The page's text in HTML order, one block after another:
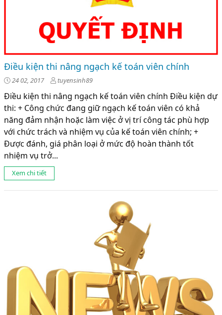
Điều kiện thi nâng ngạch kế toán viên chính
24 02, 2017 tuyensinh89
Điều kiện thi nâng ngạch kế toán viên chính Điều kiện dự
thi: + Công chức đang giữ ngạch kế toán viên có khả
năng đảm nhận hoặc làm việc ở vị trí công tác phù hợp
với chức trách và nhiệm vụ của kế toán viên chính; +
Được đánh, giá phân loại ở mức độ hoàn thành tốt
nhiệm vụ trở...
Xem chi tiết